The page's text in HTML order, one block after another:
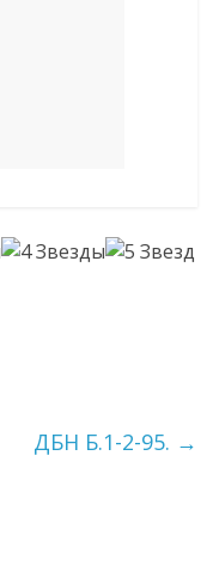
ДБН Б.1-2-95. →